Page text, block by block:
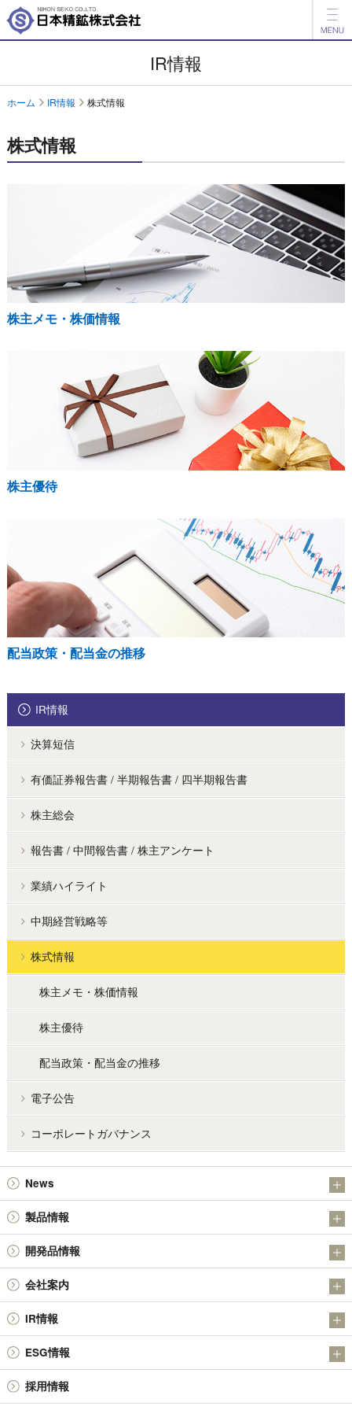
開発品情報
IR情報
English
IR情報
ホーム IR情報 株式情報
株式情報
株主メモ・株価情報
株主優待
配当政策・配当金の推移
IR情報
決算短信
有価証券報告書 / 半期報告書 / 四半期報告書
株主総会
報告書 / 中間報告書 / 株主アンケート
業績ハイライト
中期経営戦略等
株式情報
株主メモ・株価情報
株主優待
配当政策・配当金の推移
電子公告
コーポレートガバナンス
News
お知らせ
IR
製品情報
アンチモン製品
金属粉末製品（日本アトマイズ加工株式会社）
その他の製品
技術情報
開発品情報
日本精鉱（株）の金属硫化物SULMICSシリーズの開発について
日本精鉱（株）の四酸化アンチモン
会社案内
会社概要
社長メッセージ
基本理念・経営理念
役員体制
会社沿革
IR情報
決算短信
有価証券報告書 / 半期報告書 / 四半期報告書
株主総会
ESG情報
品質環境方針
環境への取り組み
採用情報